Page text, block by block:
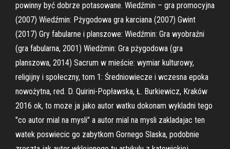
powinny być dobrze potasowane. Wiedźmin – gra promocyjna
(2007) Wiedźmin: Pżygodowa gra karciana (2007) Gwint
(2017) Gry fabularne i planszowe: Wiedźmin: Gra wyobraźni
(gra fabularna, 2001) Wiedźmin: Gra pżygodowa (gra
planszowa, 2014) Sacrum w mieście: wymiar kulturowy,
religijny i społeczny, tom 1: Średniowiecze i wczesna epoka
nowożytna, red. D. Quirini-Popławska, Ł. Burkiewicz, Kraków
2016 ok, to moze ja jako autor watku dokonam wykladni tego
"co autor mial na mysli" a autor mial na mysli zakladajac ten
watek poswiecic go zabytkom Gornego Slaska, podobnie